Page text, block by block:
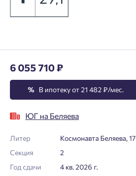
6 055 710 ₽
% В ипотеку от 21 482 ₽/мес.
ЮГ на Беляева
Литер
Космонавта Беляева, 17
Секция
2
Год сдачи
4 кв. 2026 г.